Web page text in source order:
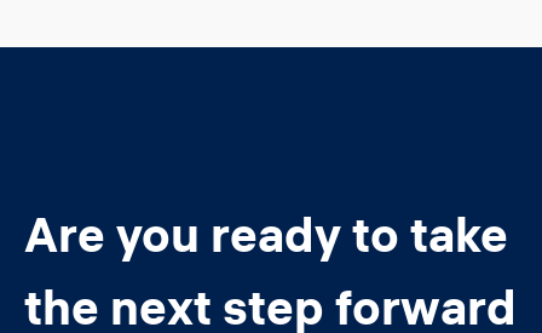
Are you ready to take
the next step forward